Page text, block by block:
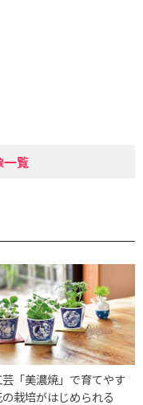
一覧
「美濃焼」で育てやす
栽培がはじめられる